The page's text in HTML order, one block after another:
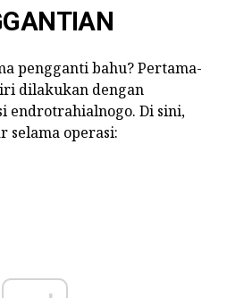
pengganti bahu? Pertama-
dilakukan dengan
endrotrahialnogo. Di sini,
selama operasi: